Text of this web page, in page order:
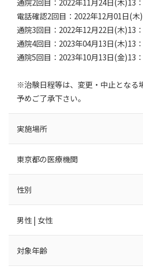
電話確認2回目：2022年12月01日(木)
通院3回目：2022年12月22日(木)13
通院4回目：2023年04月13日(木)13
通院5回目：2023年10月13日(金)13
※治験日程等は、変更・中止となる
予めご了承下さい。
実施場所
東京都の医療機関
性別
男性 | 女性
対象年齢